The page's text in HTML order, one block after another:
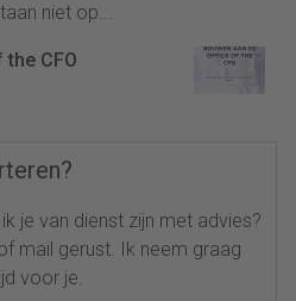
niet op...
CFO
ik je van dienst zijn met advies?
mail gerust. Ik neem graag
voor je.